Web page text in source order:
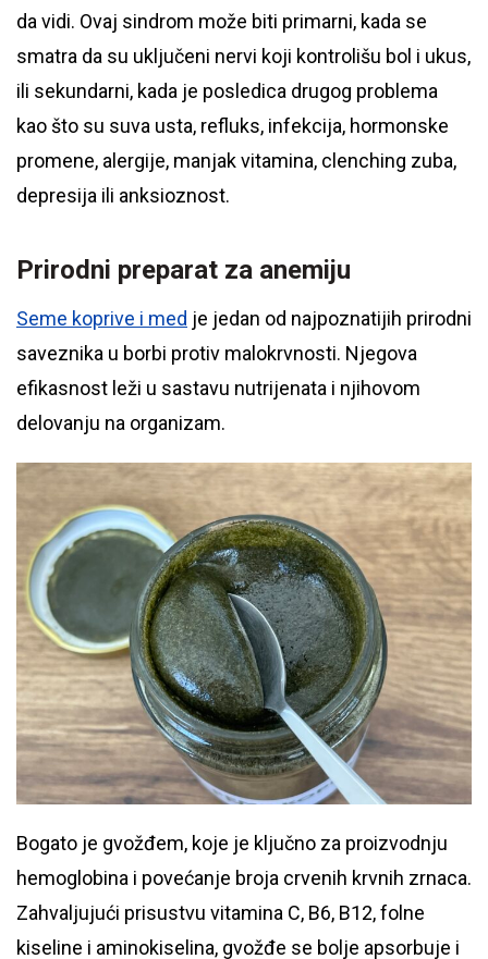
da vidi. Ovaj sindrom može biti primarni, kada se
smatra da su uključeni nervi koji kontrolišu bol i ukus,
ili sekundarni, kada je posledica drugog problema
kao što su suva usta, refluks, infekcija, hormonske
promene, alergije, manjak vitamina, clenching zuba,
depresija ili anksioznost.
Prirodni preparat za anemiju
Seme koprive i med je jedan od najpoznatijih prirodni
saveznika u borbi protiv malokrvnosti. Njegova
efikasnost leži u sastavu nutrijenata i njihovom
delovanju na organizam.
Bogato je gvožđem, koje je ključno za proizvodnju
hemoglobina i povećanje broja crvenih krvnih zrnaca.
Zahvaljujući prisustvu vitamina C, B6, B12, folne
kiseline i aminokiselina, gvožđe se bolje apsorbuje i